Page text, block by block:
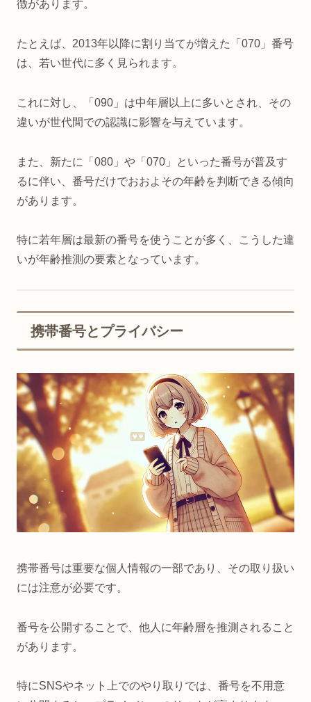
徴があります。
たとえば、2013年以降に割り当てが増えた「070」番号
は、若い世代に多く見られます。
これに対し、「090」は中年層以上に多いとされ、その
違いが世代間での認識に影響を与えています。
また、新たに「080」や「070」といった番号が普及す
るに伴い、番号だけでおおよその年齢を判断できる傾向
があります。
特に若年層は最新の番号を使うことが多く、こうした違
いが年齢推測の要素となっています。
携帯番号とプライバシー
携帯番号は重要な個人情報の一部であり、その取り扱い
には注意が必要です。
番号を公開することで、他人に年齢層を推測されること
があります。
特にSNSやネット上でのやり取りでは、番号を不用意